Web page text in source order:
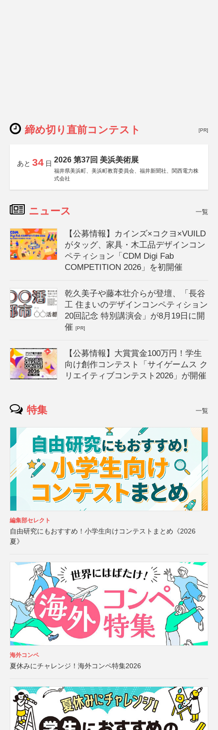
締め切り直前コンテスト [PR]
あと 34 日 2026 第37回 美浜美術展
福井県美浜町、美浜町教育委員会、福井新聞社、関西電力株
式会社
ニュース 一覧
【公募情報】カインズ×コクヨ×VUILD
がタッグ、家具・木工品デザインコン
ペティション「CDM Digi Fab
COMPETITION 2026」を初開催
乾久美子や藤本壮介らが登壇、「長谷
工 住まいのデザインコンペティション
20回記念 特別講演会」が8月19日に開
催[PR]
【公募情報】大賞賞金100万円！学生
向け創作コンテスト「サイゲームス ク
リエイティブコンテスト2026」が開催
特集 一覧
編集部セレクト
自由研究にもおすすめ！小学生向けコンテストまとめ《2026
夏》
海外コンペ
夏休みにチャレンジ！海外コンペ特集2026